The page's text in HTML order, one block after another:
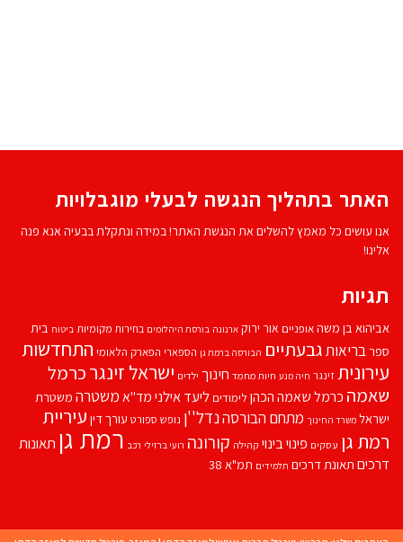
האתר בתהליך הנגשה לבעלי מוגבלויות
אנו עושים כל מאמץ להשלים את הנגשת האתר! במידה ונתקלת בבעיה אנא פנה
אלינו!
תגיות
אביהוא בן משהאופניים אור ירוק ארנונה בורסת היהלומים בחירות מקומיות ביטוח בית
ספרבריאותגבעתיים הבורסה ברמת גן הספארי הפארק הלאומי התחדשות
עירוניתזינגר חיה מנע חיות מחמד חינוך ילדים ישראל זינגרכרמל
שאמה כרמל שאמה הכהן לימודים ליעד אילנימד''אמשטרה משטרת
ישראל משרד החינוך מתחם הבורסהנדל''ן נופש ספורט עורך דין עיריית
רמת גן עסקים פינוי בינוי קהילה קורונה רועי ברזילי רכב רמת גן תאונות
דרכים תאונת דרכים תלמידים תמ"א 38